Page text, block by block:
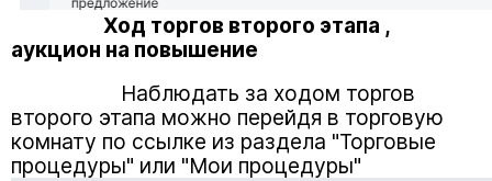
Ход торгов второго этапа ,
аукцион на повышение
Наблюдать за ходом торгов
второго этапа можно перейдя в торговую
комнату по ссылке из раздела "Торговые
процедуры" или "Мои процедуры"